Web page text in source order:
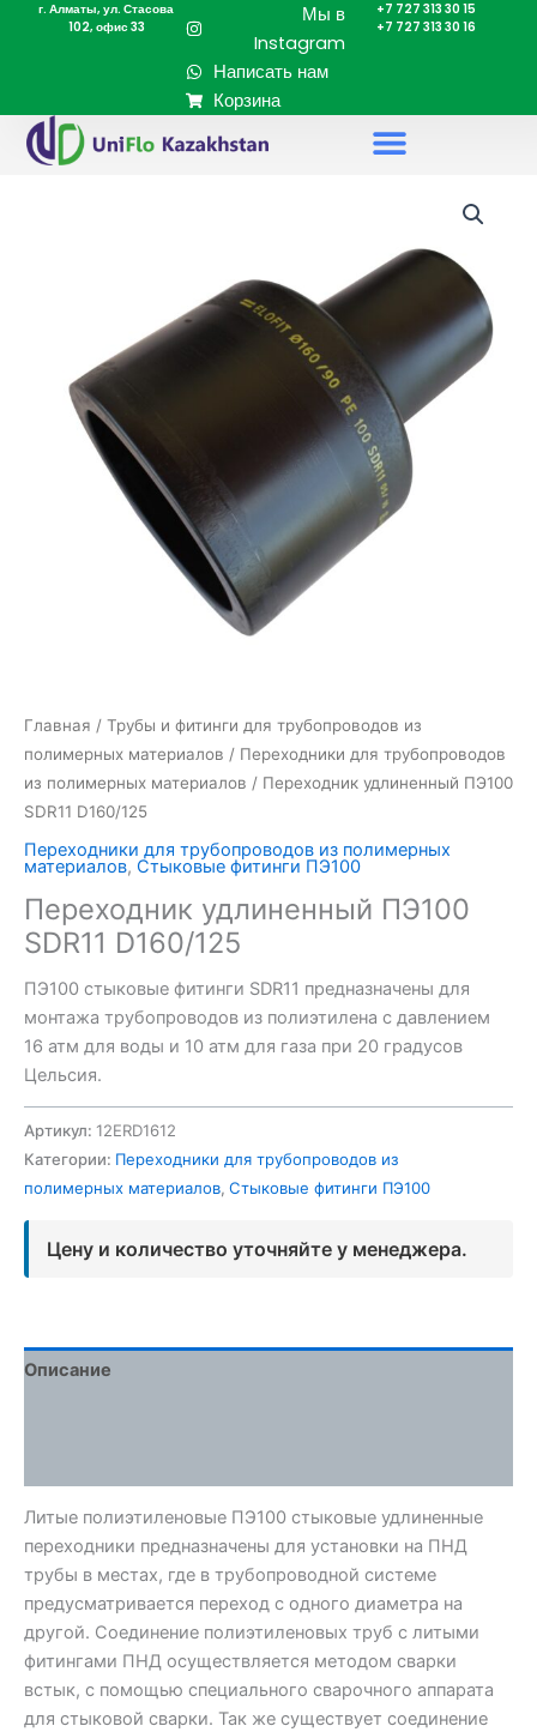
Перейтиг. Алматы, ул. Стасова
102, офис 33
Мы в
Instagram
Написать нам
Корзина
+7 727 313 30 15
+7 727 313 30 16
Главная / Трубы и фитинги для трубопроводов из
полимерных материалов / Переходники для трубопроводов
из полимерных материалов / Переходник удлиненный ПЭ100
SDR11 D160/125
Переходники для трубопроводов из полимерных
материалов, Стыковые фитинги ПЭ100
Переходник удлиненный ПЭ100
SDR11 D160/125
ПЭ100 стыковые фитинги SDR11 предназначены для
монтажа трубопроводов из полиэтилена с давлением
16 атм для воды и 10 атм для газа при 20 градусов
Цельсия.
Артикул: 12ERD1612
Категории: Переходники для трубопроводов из
полимерных материалов, Стыковые фитинги ПЭ100
Цену и количество уточняйте у менеджера.
Описание
Литые полиэтиленовые ПЭ100 стыковые удлиненные
переходники предназначены для установки на ПНД
трубы в местах, где в трубопроводной системе
предусматривается переход с одного диаметра на
другой. Соединение полиэтиленовых труб с литыми
фитингами ПНД осуществляется методом сварки
встык, с помощью специального сварочного аппарата
для стыковой сварки. Так же существует соединение